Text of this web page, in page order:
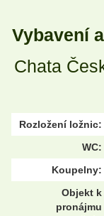
Vybavení
Chata
Rozložení ložnic:
WC:
Koupelny:
Objekt k
pronájmu